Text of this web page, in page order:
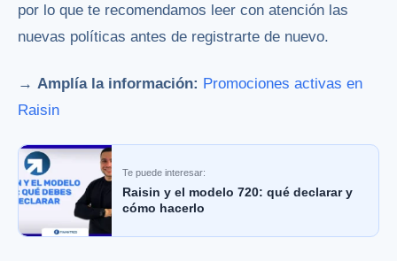
por lo que te recomendamos leer con atención las
nuevas políticas antes de registrarte de nuevo.
→ Amplía la información: Promociones activas en
Raisin
Te puede interesar:
Raisin y el modelo 720: qué declarar y
cómo hacerlo